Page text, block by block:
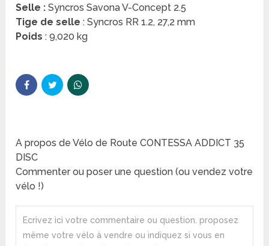
Selle : Syncros Savona V-Concept 2.5
Tige de selle : Syncros RR 1.2, 27,2 mm
Poids : 9,020 kg
A propos de Vélo de Route CONTESSA ADDICT 35
DISC
Commenter ou poser une question (ou vendez votre
vélo !)